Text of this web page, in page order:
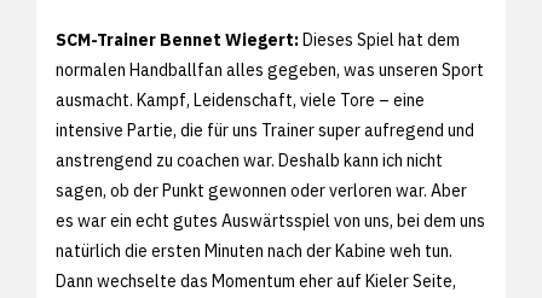
SCM-Trainer Bennet Wiegert:Dieses Spiel hat dem
normalen Handballfan alles gegeben, was unseren Sport
ausmacht. Kampf, Leidenschaft, viele Tore – eine
intensive Partie, die für uns Trainer super aufregend und
anstrengend zu coachen war. Deshalb kann ich nicht
sagen, ob der Punkt gewonnen oder verloren war. Aber
es war ein echt gutes Auswärtsspiel von uns, bei dem uns
natürlich die ersten Minuten nach der Kabine weh tun.
Dann wechselte das Momentum eher auf Kieler Seite,